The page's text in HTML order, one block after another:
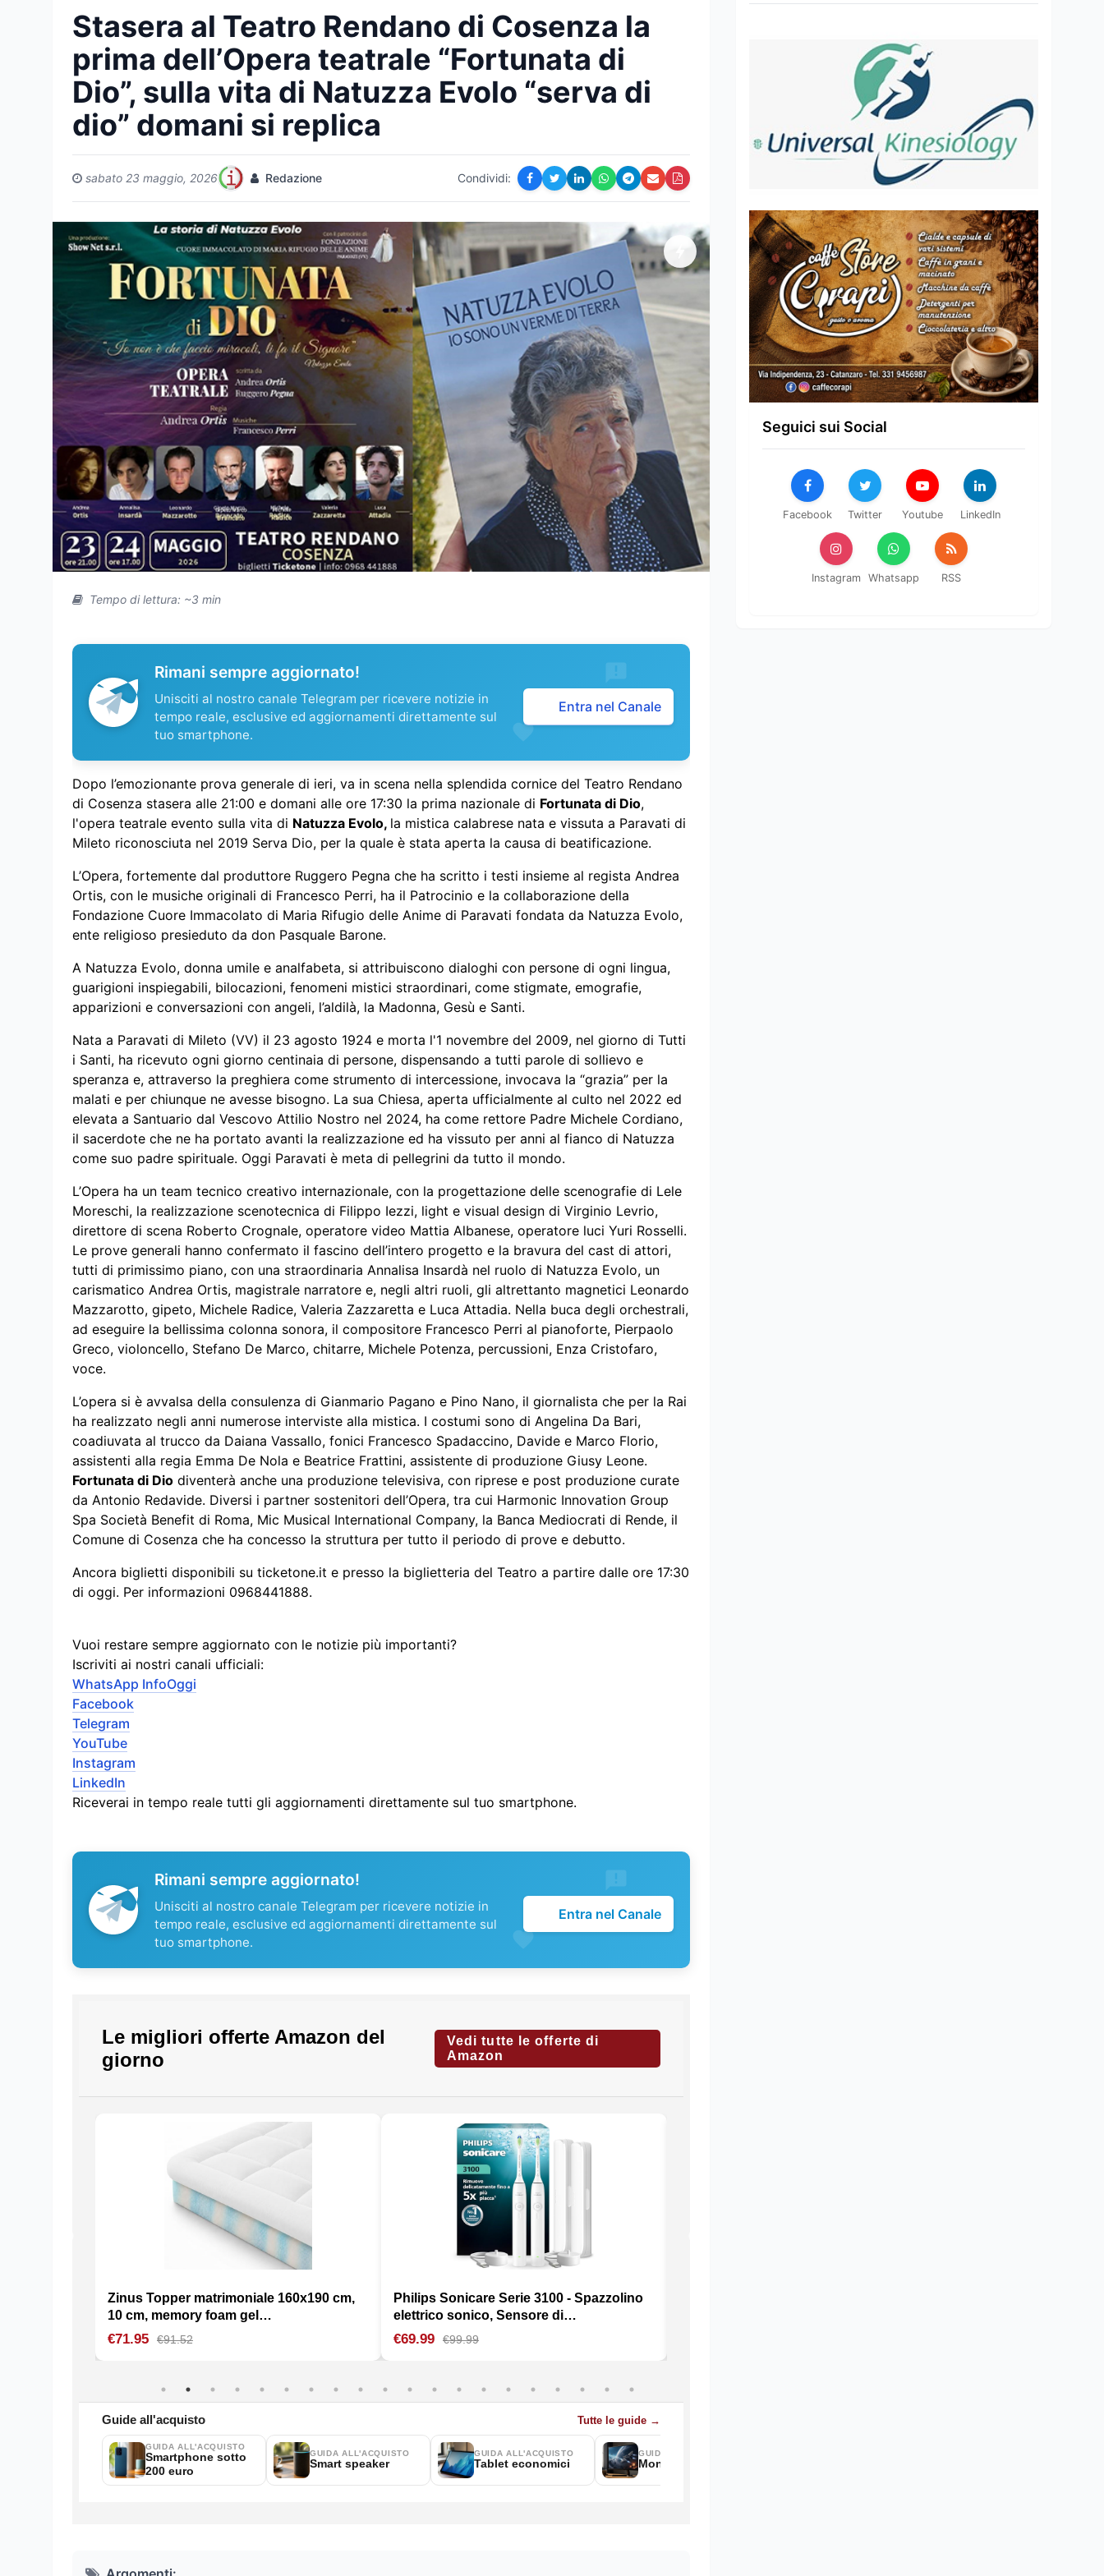
Stasera al Teatro Rendano di Cosenza la
prima dell’Opera teatrale “Fortunata di
Dio”, sulla vita di Natuzza Evolo “serva di
dio” domani si replica
sabato 23 maggio, 2026 Redazione Condividi:
Tempo di lettura: ~3 min
Rimani sempre aggiornato!
Unisciti al nostro canale Telegram per ricevere notizie in
tempo reale, esclusive ed aggiornamenti direttamente sul
tuo smartphone.
Entra nel Canale
Dopo l’emozionante prova generale di ieri, va in scena nella splendida cornice del Teatro Rendano
di Cosenza stasera alle 21:00 e domani alle ore 17:30 la prima nazionale di Fortunata di Dio,
l'opera teatrale evento sulla vita di Natuzza Evolo, la mistica calabrese nata e vissuta a Paravati di
Mileto riconosciuta nel 2019 Serva Dio, per la quale è stata aperta la causa di beatificazione.
L’Opera, fortemente dal produttore Ruggero Pegna che ha scritto i testi insieme al regista Andrea
Ortis, con le musiche originali di Francesco Perri, ha il Patrocinio e la collaborazione della
Fondazione Cuore Immacolato di Maria Rifugio delle Anime di Paravati fondata da Natuzza Evolo,
ente religioso presieduto da don Pasquale Barone.
A Natuzza Evolo, donna umile e analfabeta, si attribuiscono dialoghi con persone di ogni lingua,
guarigioni inspiegabili, bilocazioni, fenomeni mistici straordinari, come stigmate, emografie,
apparizioni e conversazioni con angeli, l’aldilà, la Madonna, Gesù e Santi.
Nata a Paravati di Mileto (VV) il 23 agosto 1924 e morta l'1 novembre del 2009, nel giorno di Tutti
i Santi, ha ricevuto ogni giorno centinaia di persone, dispensando a tutti parole di sollievo e
speranza e, attraverso la preghiera come strumento di intercessione, invocava la “grazia” per la
malati e per chiunque ne avesse bisogno. La sua Chiesa, aperta ufficialmente al culto nel 2022 ed
elevata a Santuario dal Vescovo Attilio Nostro nel 2024, ha come rettore Padre Michele Cordiano,
il sacerdote che ne ha portato avanti la realizzazione ed ha vissuto per anni al fianco di Natuzza
come suo padre spirituale. Oggi Paravati è meta di pellegrini da tutto il mondo.
L’Opera ha un team tecnico creativo internazionale, con la progettazione delle scenografie di Lele
Moreschi, la realizzazione scenotecnica di Filippo Iezzi, light e visual design di Virginio Levrio,
direttore di scena Roberto Crognale, operatore video Mattia Albanese, operatore luci Yuri Rosselli.
Le prove generali hanno confermato il fascino dell’intero progetto e la bravura del cast di attori,
tutti di primissimo piano, con una straordinaria Annalisa Insardà nel ruolo di Natuzza Evolo, un
carismatico Andrea Ortis, magistrale narratore e, negli altri ruoli, gli altrettanto magnetici Leonardo
Mazzarotto, gipeto, Michele Radice, Valeria Zazzaretta e Luca Attadia. Nella buca degli orchestrali,
ad eseguire la bellissima colonna sonora, il compositore Francesco Perri al pianoforte, Pierpaolo
Greco, violoncello, Stefano De Marco, chitarre, Michele Potenza, percussioni, Enza Cristofaro,
voce.
L’opera si è avvalsa della consulenza di Gianmario Pagano e Pino Nano, il giornalista che per la Rai
ha realizzato negli anni numerose interviste alla mistica. I costumi sono di Angelina Da Bari,
coadiuvata al trucco da Daiana Vassallo, fonici Francesco Spadaccino, Davide e Marco Florio,
assistenti alla regia Emma De Nola e Beatrice Frattini, assistente di produzione Giusy Leone.
Fortunata di Dio diventerà anche una produzione televisiva, con riprese e post produzione curate
da Antonio Redavide. Diversi i partner sostenitori dell’Opera, tra cui Harmonic Innovation Group
Spa Società Benefit di Roma, Mic Musical International Company, la Banca Mediocrati di Rende, il
Comune di Cosenza che ha concesso la struttura per tutto il periodo di prove e debutto.
Ancora biglietti disponibili su ticketone.it e presso la biglietteria del Teatro a partire dalle ore 17:30
di oggi. Per informazioni 0968441888.
Vuoi restare sempre aggiornato con le notizie più importanti?
Iscriviti ai nostri canali ufficiali:
WhatsApp InfoOggi
Facebook
Telegram
YouTube
Instagram
LinkedIn
Riceverai in tempo reale tutti gli aggiornamenti direttamente sul tuo smartphone.
Rimani sempre aggiornato!
Unisciti al nostro canale Telegram per ricevere notizie in
tempo reale, esclusive ed aggiornamenti direttamente sul
tuo smartphone.
Entra nel Canale
Seguici sui Social
Facebook Twitter Youtube LinkedIn
Instagram Whatsapp RSS